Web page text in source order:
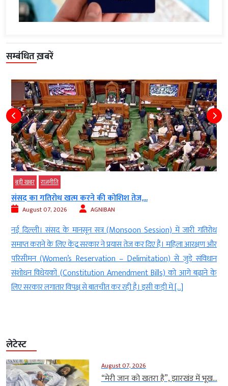
सम्बंधित ख़बरें
बड़ी खबर राजनीति
संसद का गतिरोध खत्म करने की कोशिश तेज,...
August 07, 2026 AGNIBAN
नई दिल्ली। संसद के मानसून सत्र (Monsoon Session) में जारी गतिरोध
समाप्त कराने के लिए केंद्र सरकार ने प्रयास तेज कर दिए हैं। महिला आरक्षण और
परिसीमन (Women’s Reservation – Delimitation) से जुड़े संविधान
संशोधन विधेयकों (Constitution Amendment Bills) को आगे बढ़ाने के
लिए सरकार लगातार विपक्ष से बातचीत कर रही है। इसी कड़ी में […]
लेटेस्ट
August 07, 2026
“मेरी जान को खतरा है”, झारखंड में भूख...